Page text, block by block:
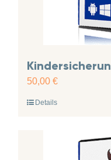
50,00 €
Details